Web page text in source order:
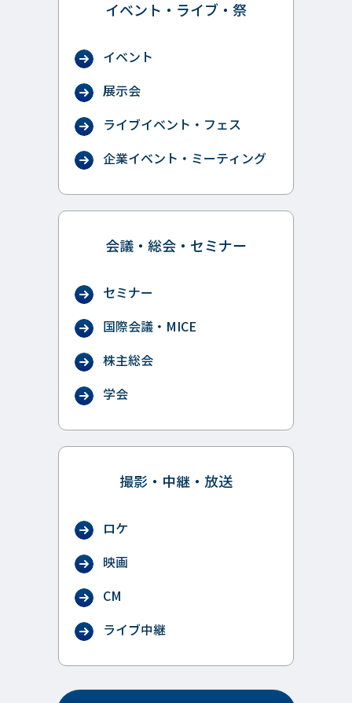
イベント・ライブ・祭
イベント
展示会
ライブイベント・フェス
企業イベント・ミーティング
会議・総会・セミナー
セミナー
国際会議・MICE
株主総会
学会
撮影・中継・放送
ロケ
映画
CM
ライブ中継